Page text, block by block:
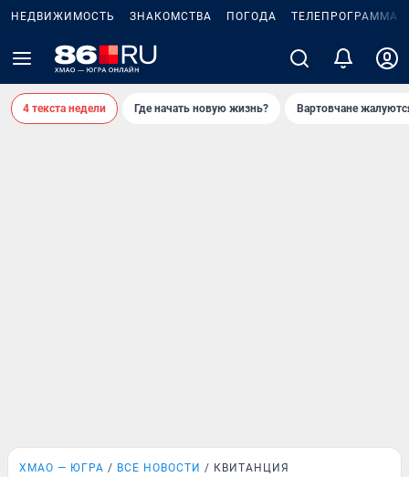
НЕДВИЖИМОСТЬ ЗНАКОМСТВА ПОГОДА ТЕЛЕПРОГРАММА
4 текста недели Где начать новую жизнь? Вартовчане
ХМАО — ЮГРА ВСЕ НОВОСТИ КВИТАНЦИЯ